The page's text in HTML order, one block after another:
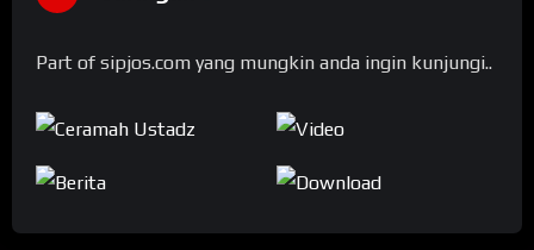
Part of sipjos.com yang mungkin anda ingin kunjungi..